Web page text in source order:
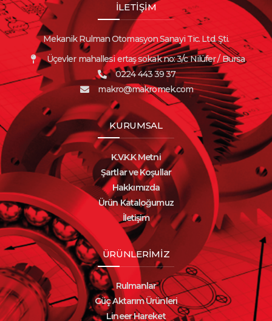
İLETİŞİM
Mekanik Rulman Otomasyon Sanayi Tic. Ltd. Şti.
Üçevler mahallesi ertaş sokak no: 3/c Nilüfer / Bursa
0224 443 39 37
makro@makromek.com
KURUMSAL
K.V.K.K Metni
Şartlar ve Koşullar
Hakkımızda
Ürün Kataloğumuz
İletişim
ÜRÜNLERİMİZ
Rulmanlar
Güç Aktarım Ürünleri
Lineer Hareket